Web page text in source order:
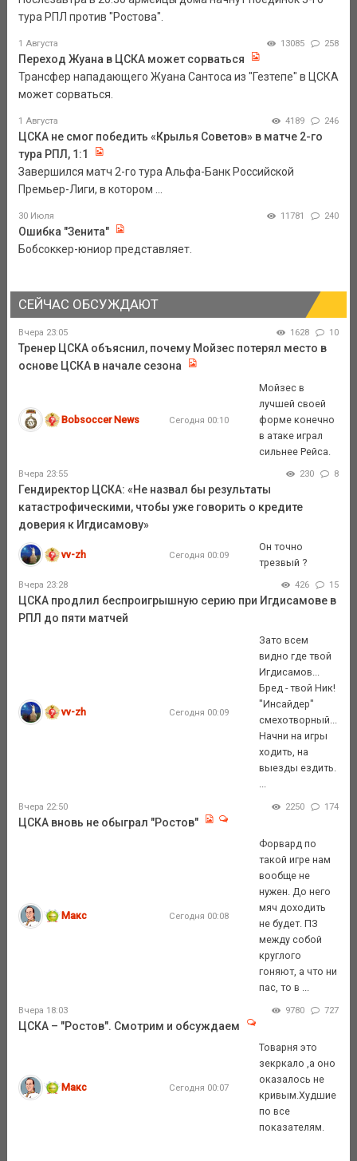
тура РПЛ против "Ростова".
1 Августа 13085 258
Переход Жуана в ЦСКА может сорваться
Трансфер нападающего Жуана Сантоса из "Гезтепе" в ЦСКА
может сорваться.
1 Августа 4189 246
ЦСКА не смог победить «Крылья Советов» в матче 2-го
тура РПЛ, 1:1
Завершился матч 2-го тура Альфа-Банк Российской
Премьер-Лиги, в котором ...
30 Июля 11781 240
Ошибка "Зенита"
Бобсоккер-юниор представляет.
СЕЙЧАС ОБСУЖДАЮТ
Вчера 23:05 1628 10
Тренер ЦСКА объяснил, почему Мойзес потерял место в
основе ЦСКА в начале сезона
Bobsoccer News Сегодня 00:10
Мойзес в
лучшей своей
форме конечно
в атаке играл
сильнее Рейса.
Вчера 23:55 230 8
Гендиректор ЦСКА: «Не назвал бы результаты
катастрофическими, чтобы уже говорить о кредите
доверия к Игдисамову»
vv-zh Сегодня 00:09
Он точно
трезвый ?
Вчера 23:28 426 15
ЦСКА продлил беспроигрышную серию при Игдисамове в
РПЛ до пяти матчей
vv-zh Сегодня 00:09
Зато всем
видно где твой
Игдисамов...
Бред - твой Ник!
"Инсайдер"
смехотворный...
Начни на игры
ходить, на
выезды ездить.
Вчера 22:50 2250 174
ЦСКА вновь не обыграл "Ростов"
Макс Сегодня 00:08
Форвард по
такой игре нам
вообще не
нужен. До него
мяч доходить
не будет. ПЗ
между собой
круглого
гоняют, а что ни
пас, то в ...
Вчера 18:03 9780 727
ЦСКА – "Ростов". Смотрим и обсуждаем
Макс Сегодня 00:07
Товарня это
зекркало ,а оно
оказалось не
кривым.Худшие
по все
показателям.